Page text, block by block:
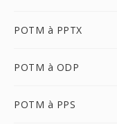
POTM à PPTX
POTM à ODP
POTM à PPS